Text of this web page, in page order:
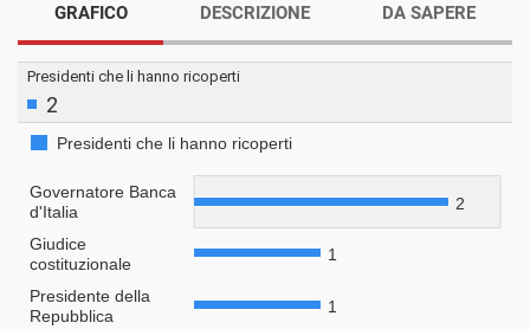
GRAFICO DESCRIZIONE DA SAPERE